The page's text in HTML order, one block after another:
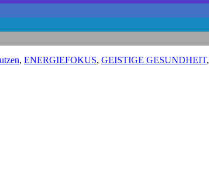
, ENERGIEFOKUS, GEISTIGE GESUNDHEIT,